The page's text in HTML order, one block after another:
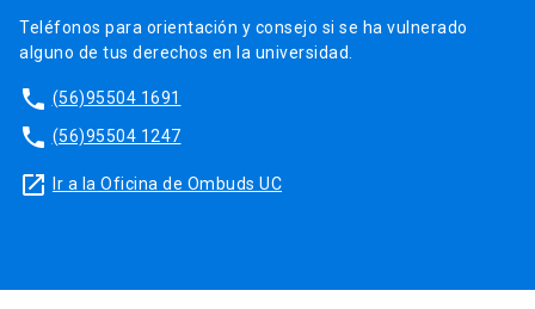
Teléfonos para orientación y consejo si se ha vulnerado
alguno de tus derechos en la universidad.
phone (56)95504 1691
phone (56)95504 1247
launch Ir a la Oficina de Ombuds UC